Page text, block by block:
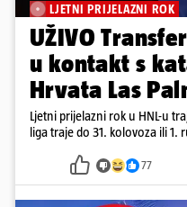
LJETNI PRIJELAZNI ROK
UŽIVO
u kontakt s
Hrvata Las
Ljetni prijelazni rok u HNL-u
liga traje do 31. kolovoza ili 1.
77